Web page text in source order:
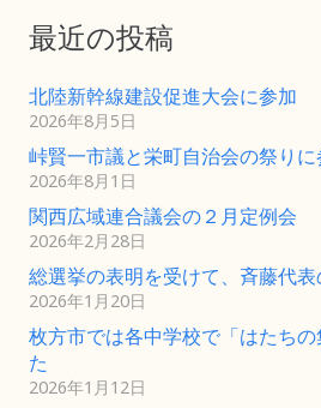
最近の投稿
北陸新幹線建設促進大会に参加
2026年8月5日
峠賢一市議と栄町自治会の祭りに
2026年8月1日
関西広域連合議会の２月定例会
2026年2月28日
総選挙の表明を受けて、斉藤代
2026年1月20日
枚方市では各中学校で「はたち
た
2026年1月12日